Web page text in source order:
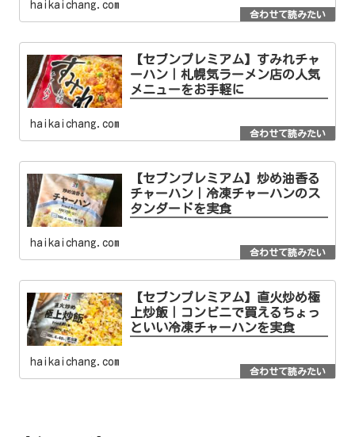
haikaichang.com
【セブンプレミアム】すみれチャ
ーハン｜札幌気ラーメン店の人気
メニューをお手軽に
haikaichang.com
【セブンプレミアム】炒め油香る
チャーハン｜冷凍チャーハンのス
タンダードを実食
haikaichang.com
【セブンプレミアム】直火炒め極
上炒飯｜コンビニで買えるちょっ
といい冷凍チャーハンを実食
haikaichang.com